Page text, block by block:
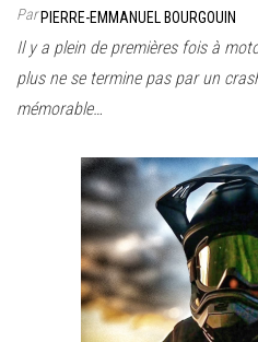
ParPIERRE-EMMANUEL BOURGOUIN
Il y a plein de premières fois à
plus ne se termine pas par un
mémorable…